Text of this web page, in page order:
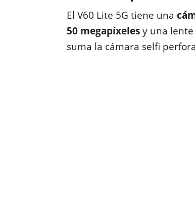
El V60 Lite 5G tiene una
50 megapíxelesy una
suma la cámara selfi